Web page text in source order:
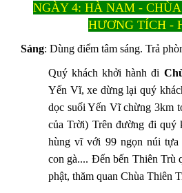
NGÀY 4: HÀ NAM -
HƯƠNG TÍCH -
Sáng: Dùng điểm tâm sáng. Trả
Quý khách khởi hành đi
Yến Vĩ, xe dừng lại quý
dọc suối Yến Vĩ chừng 3km
của Trời) Trên đường đi quý
hùng vĩ với 99 ngọn núi
con gà.... Đến bến Thiên Trù
phật, thăm quan Chùa Thiên